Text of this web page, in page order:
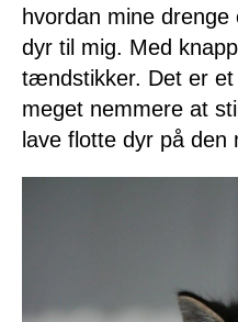
hvordan mine
dyr til mig. Med
tændstikker. Det er
meget nemmere at
lave flotte dyr på den